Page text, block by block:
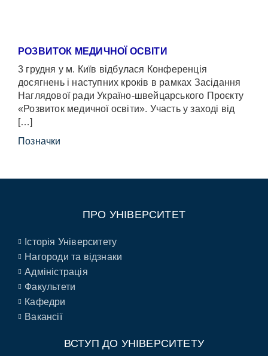
РОЗВИТОК МЕДИЧНОЇ ОСВІТИ
3 грудня у м. Київ відбулася Конференція
досягнень і наступних кроків в рамках Засідання
Наглядової ради Україно-швейцарського Проєкту
«Розвиток медичної освіти». Участь у заході від
[…]
Позначки
ПРО УНІВЕРСИТЕТ
Історія Університету
Нагороди та відзнаки
Адміністрація
Факультети
Кафедри
Вакансії
ВСТУП ДО УНІВЕРСИТЕТУ